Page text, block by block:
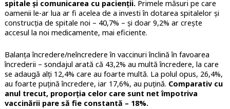
spitale și comunicarea cu pacienții.Primele măsuri pe care
oamenii le-ar lua ar fi acelea de a investi în dotarea spitalelor și
construcția de spitale noi – 40,7% – și doar 9,2% ar crește
accesul la noi medicamente, mai eficiente.
Balanța încredere/neîncredere în vaccinuri înclină în favoarea
încrederii – sondajul arată că 43,2% au multă încredere, la care
se adaugă alți 12,4% care au foarte multă. La polul opus, 26,4%,
au foarte puțină încredere, iar 17,6%, au puțină. Comparativ cu
anul trecut, proporția celor care sunt net împotriva
vaccinării pare să fie constantă – 18%.